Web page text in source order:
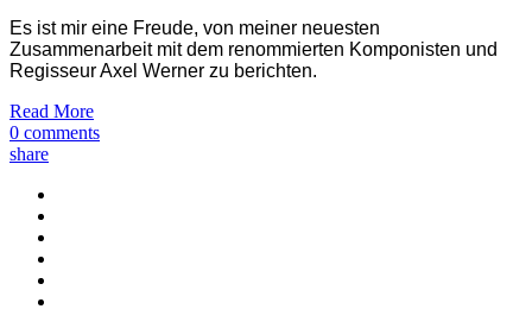
Es ist mir eine Freude, von meiner neuesten
Zusammenarbeit mit dem renommierten Komponisten und
Regisseur Axel Werner zu berichten.
Read More
0 comments
share